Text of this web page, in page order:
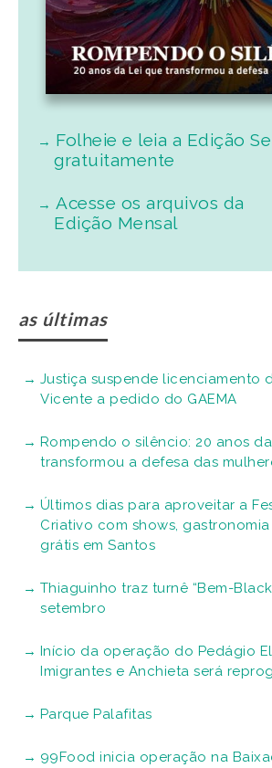
Folheie e leia a Edição
gratuitamente
Acesse os arquivos da
Edição Mensal
as últimas
Justiça suspende licenciamento
Vicente a pedido do GAEMA
Rompendo o silêncio: 20 anos
transformou a defesa das
Últimos dias para aproveitar a
Criativo com shows,
grátis em Santos
Thiaguinho traz turnê “Bem-
setembro
Início da operação do Pedágio
Imigrantes e Anchieta será
Parque Palafitas
99Food inicia operação na